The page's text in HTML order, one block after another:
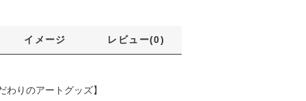
イメージ レビュー(0)
わりのアートグッズ】